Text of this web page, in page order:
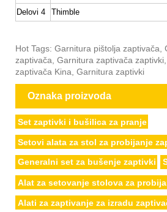
Delovi 4
Thimble
Hot Tags: Garnitura pištolja zaptivača,
zaptivača, Garnitura zaptivača
zaptivača Kina, Garnitura zaptivki
Oznaka proizvoda
Set zaptivki i bušilica za pranje
Setovi alata za stol za probijanje
Generalni set za bušenje zaptivki
Alat za setovanje stolova za
Alati za zaptivanje za izradu